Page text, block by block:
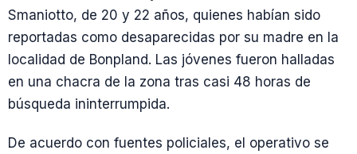
Smaniotto, de 20 y 22 años, quienes habían sido
reportadas como desaparecidas por su madre en la
localidad de Bonpland. Las jóvenes fueron halladas
en una chacra de la zona tras casi 48 horas de
búsqueda ininterrumpida.
De acuerdo con fuentes policiales, el operativo se